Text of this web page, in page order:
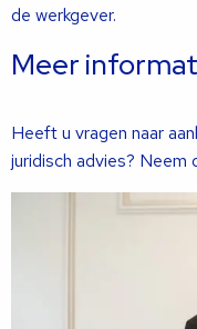
de werkgever.
Meer
Heeft u vragen naar
juridisch advies? Neem